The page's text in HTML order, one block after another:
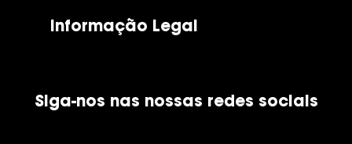
Informação Legal
Política de Cookies
Siga-nos nas nossas redes sociais